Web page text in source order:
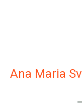
Ana Maria